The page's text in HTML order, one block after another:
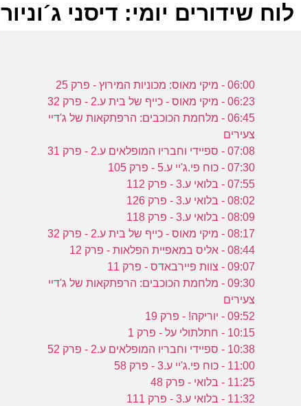
לוח שידורים יומי: דיסני ג´וניור 06-12-2023
06:00 - מיקי מאוס: מכוניות המירוץ - פרק 25
06:23 - מיקי מאוס - כייף של בית ע.2 - פרק 32
06:45 - מלחמת הכוכבים: הרפתקאות של ג'דיי
צעירים
07:08 - ספיידי וחבריו המופלאים ע.2 - פרק 31
07:30 - כוח פי.ג'יי ע.5 - פרק 105
07:55 - בלואי ע.3 - פרק 112
08:02 - בלואי ע.3 - פרק 126
08:09 - בלואי ע.3 - פרק 118
08:17 - מיקי מאוס - כייף של בית ע.2 - פרק 32
08:44 - אליס במאפיית הפלאות - פרק 12
09:07 - צוות פיירבאדס - פרק 11
09:30 - מלחמת הכוכבים: הרפתקאות של ג'דיי
צעירים
09:52 - יוריקה! - פרק 19
10:15 - חתלתולי על - פרק 1
10:38 - ספיידי וחבריו המופלאים ע.2 - פרק 52
11:00 - כוח פי.ג'יי ע.3 - פרק 58
11:25 - בלואי - פרק 48
11:32 - בלואי ע.3 - פרק 111